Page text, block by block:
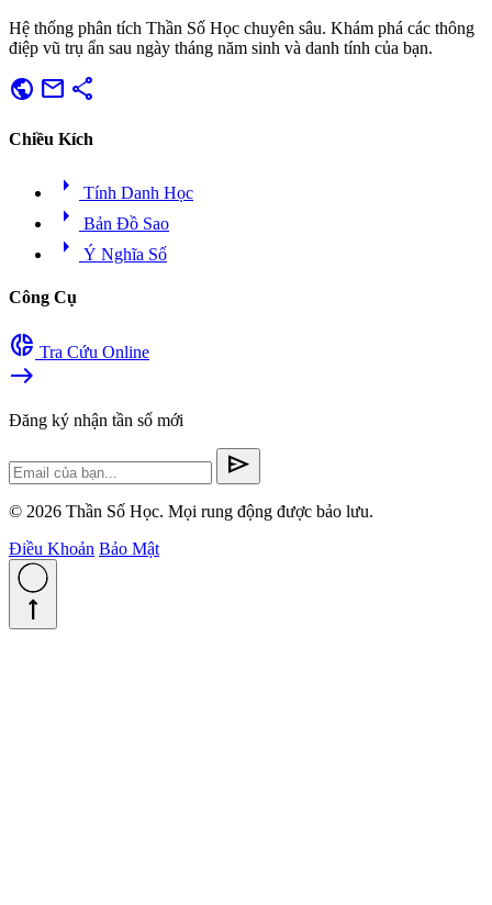
Hệ thống phân tích Thần Số Học chuyên sâu. Khám phá các thông
điệp vũ trụ ẩn sau ngày tháng năm sinh và danh tính của bạn.
public mail share
Chiều Kích
arrow_right Tính Danh Học
arrow_right Bản Đồ Sao
arrow_right Ý Nghĩa Số
Công Cụ
donut_small Tra Cứu Online
east
Đăng ký nhận tần số mới
send
© 2026 Thần Số Học. Mọi rung động được bảo lưu.
Điều Khoản Bảo Mật
straight